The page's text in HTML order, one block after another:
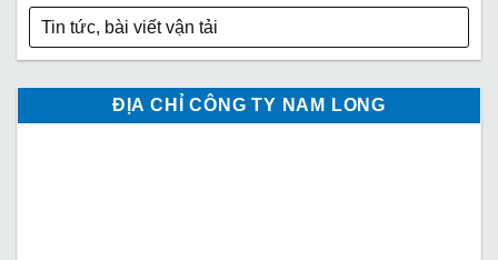
Tin tức, bài viết vận tải
ĐỊA CHỈ CÔNG TY NAM LONG